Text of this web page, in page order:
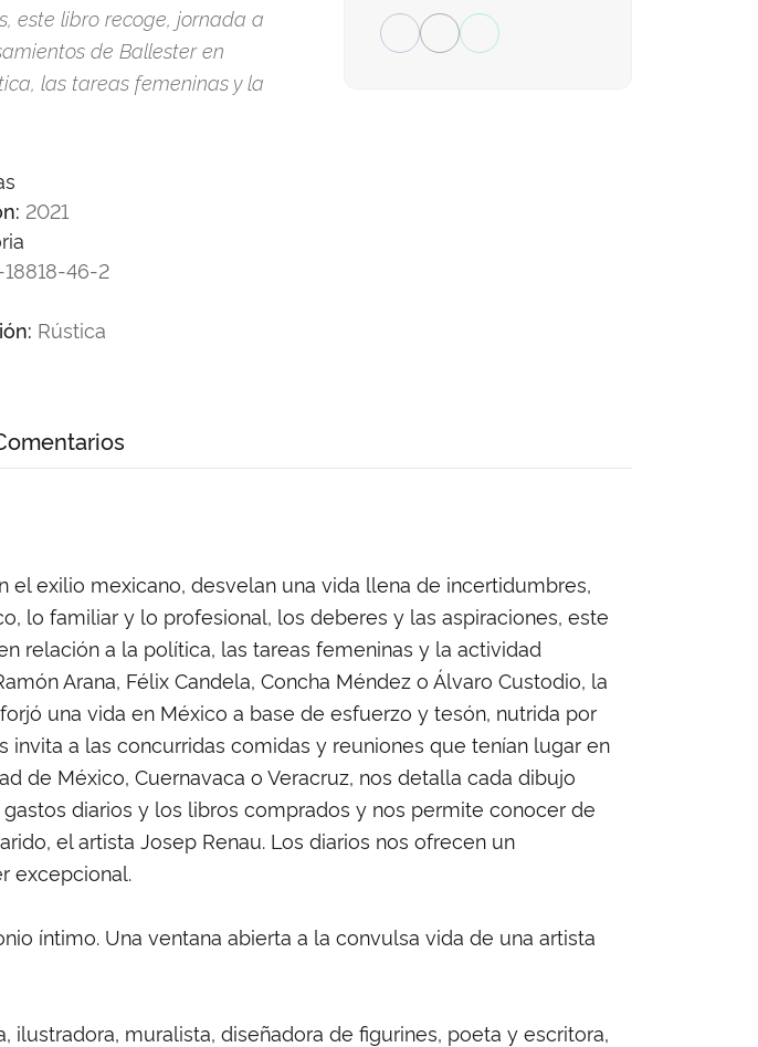
este libro recoge, jornada a
de Ballester en
las tareas femeninas y la
2021
46-2
Rústica
exilio mexicano, desvelan una vida llena de incertidumbres,
lo familiar y lo profesional, los deberes y las aspiraciones, este
relación a la política, las tareas femeninas y la actividad
Arana, Félix Candela, Concha Méndez o Álvaro Custodio, la
una vida en México a base de esfuerzo y tesón, nutrida por
a las concurridas comidas y reuniones que tenían lugar en
de México, Cuernavaca o Veracruz, nos detalla cada dibujo
diarios y los libros comprados y nos permite conocer de
el artista Josep Renau. Los diarios nos ofrecen un
excepcional.
íntimo. Una ventana abierta a la convulsa vida de una artista
ilustradora, muralista, diseñadora de figurines, poeta y escritora,